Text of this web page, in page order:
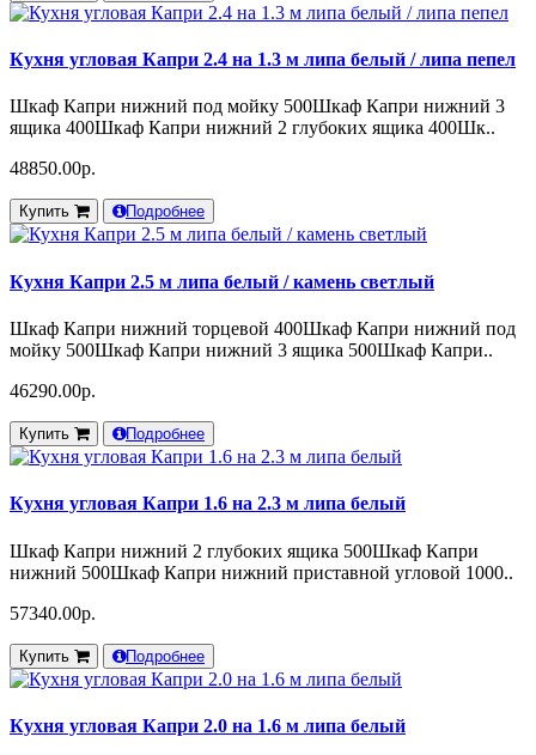
Кухня угловая Капри 2.4 на 1.3 м липа белый / липа пепел
Шкаф Капри нижний под мойку 500Шкаф Капри нижний 3
ящика 400Шкаф Капри нижний 2 глубоких ящика 400Шк..
48850.00р.
Купить Подробнее
Кухня Капри 2.5 м липа белый / камень светлый
Шкаф Капри нижний торцевой 400Шкаф Капри нижний под
мойку 500Шкаф Капри нижний 3 ящика 500Шкаф Капри..
46290.00р.
Купить Подробнее
Кухня угловая Капри 1.6 на 2.3 м липа белый
Шкаф Капри нижний 2 глубоких ящика 500Шкаф Капри
нижний 500Шкаф Капри нижний приставной угловой 1000..
57340.00р.
Купить Подробнее
Кухня угловая Капри 2.0 на 1.6 м липа белый